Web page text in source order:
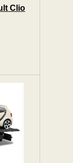
Clio